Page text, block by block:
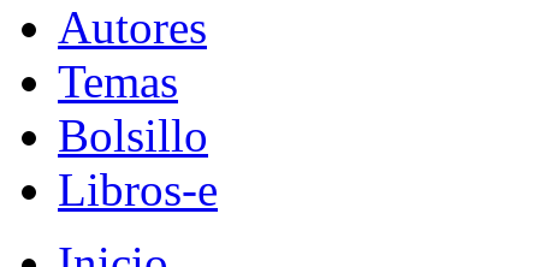
Autores
Temas
Bolsillo
Libros-e